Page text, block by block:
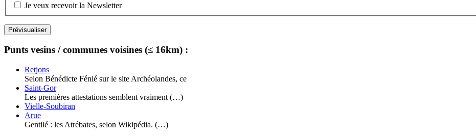
Je veux recevoir la Newsletter
Punts vesins / communes voisines (≤ 16km) :
Retjons
Selon Bénédicte Fénié sur le site Archéolandes, ce
Saint-Gor
Les premières attestations semblent vraiment (…)
Vielle-Soubiran
Arue
Gentilé : les Atrébates, selon Wikipédia. (…)